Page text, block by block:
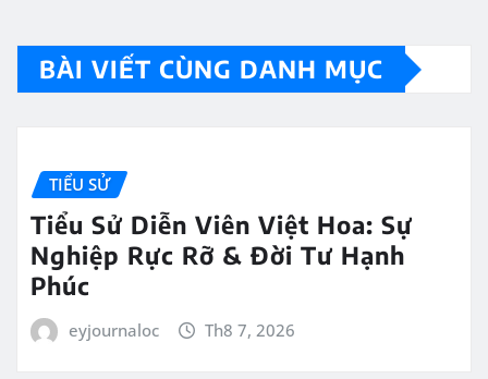
BÀI VIẾT CÙNG DANH MỤC
TIỂU SỬ
Tiểu Sử Diễn Viên Việt Hoa: Sự
Nghiệp Rực Rỡ & Đời Tư Hạnh
Phúc
eyjournaloc Th8 7, 2026